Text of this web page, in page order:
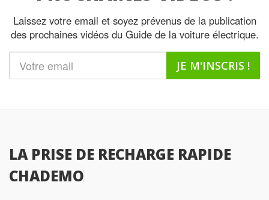
Laissez votre email et soyez prévenus de la publication
des prochaines vidéos du Guide de la voiture électrique.
JE M'INSCRIS !
LA PRISE DE RECHARGE RAPIDE
CHADEMO